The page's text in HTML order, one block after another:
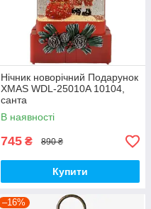
Нічник новорічний Подарунок
XMAS WDL-25010A 10104,
санта
В наявності
745 ₴ 890 ₴
Купити
–16%